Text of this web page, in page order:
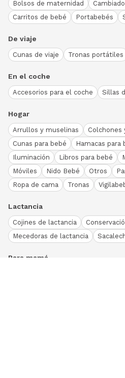
Bolsos de maternidad
Carritos de bebé
Portabebés
De viaje
Cunas de viaje Tronas portátiles
En el coche
Accesorios para el coche Sillas
Hogar
Arrullos y muselinas
Colchones
Cunas para bebé
Hamacas para
Iluminación
Libros para bebé
Móviles
Nido Bebé Otros
Ropa de cama
Tronas
Lactancia
Cojines de lactancia
Mecedoras de lactancia
Para mamá